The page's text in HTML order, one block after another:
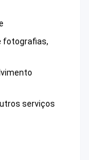
fotografias,
serviços